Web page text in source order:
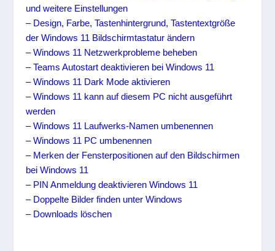
und weitere Einstellungen
– Design, Farbe, Tastenhintergrund, Tastentextgröße
der Windows 11 Bildschirmtastatur ändern
– Windows 11 Netzwerkprobleme beheben
– Teams Autostart deaktivieren bei Windows 11
– Windows 11 Dark Mode aktivieren
– Windows 11 kann auf diesem PC nicht ausgeführt
werden
– Windows 11 Laufwerks-Namen umbenennen
– Windows 11 PC umbenennen
– Merken der Fensterpositionen auf den Bildschirmen
bei Windows 11
– PIN Anmeldung deaktivieren Windows 11
– Doppelte Bilder finden unter Windows
– Downloads löschen